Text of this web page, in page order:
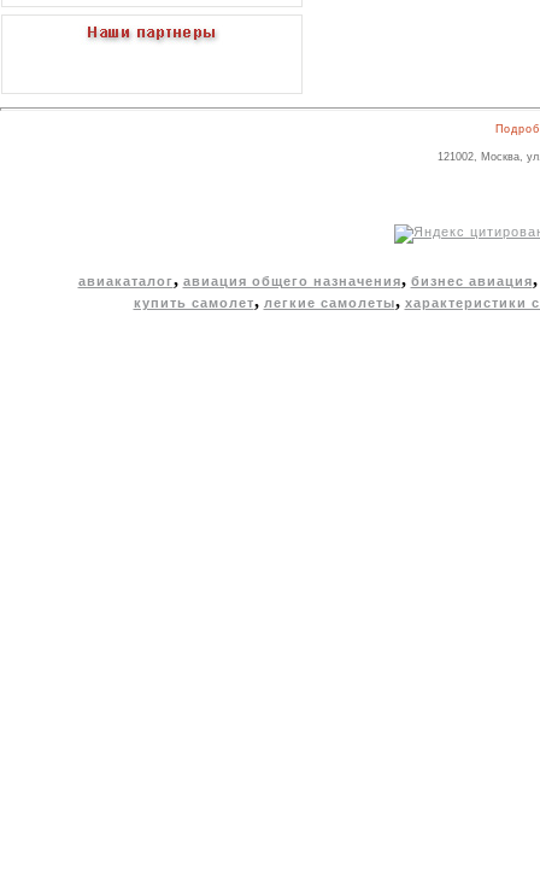
121002, Москва,
авиакаталог, авиация общего назначения, бизнес авиация
купить самолет, легкие самолеты, характеристики